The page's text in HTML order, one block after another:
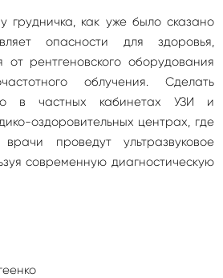
грудничка, как уже было сказано
опасности для здоровья,
от рентгеновского оборудования
облучения. Сделать
в частных кабинетах УЗИ и
оздоровительных центрах, где
проведут ультразвуковое
современную диагностическую